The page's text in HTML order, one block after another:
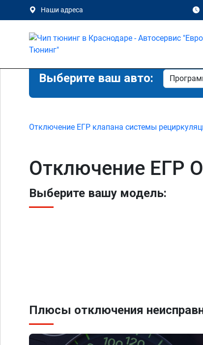
Наши адреса
Выберите ваш авто:
Отключение ЕГР клапана системы
Отключение ЕГР
Выберите вашу модель:
Плюсы отключения